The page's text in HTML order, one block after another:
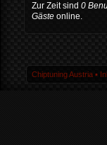
Zur Zeit sind 0
Gäste online.
Chiptuning Austria ▪